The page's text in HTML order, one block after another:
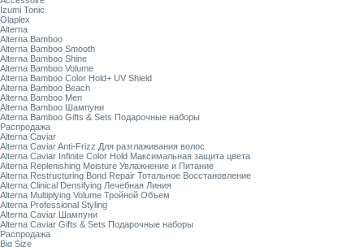
Izumi Tonic
Olaplex
Alterna
Alterna Bamboo
Alterna Bamboo Smooth
Alterna Bamboo Shine
Alterna Bamboo Volume
Alterna Bamboo Color Hold+ UV Shield
Alterna Bamboo Beach
Alterna Bamboo Men
Alterna Bamboo Шампуни
Alterna Bamboo Gifts & Sets Подарочные наборы
Распродажа
Alterna Caviar
Alterna Caviar Anti-Frizz Для разглаживания волос
Alterna Caviar Infinite Color Hold Максимальная защита цвета
Alterna Replenishing Moisture Увлажнение и Питание
Alterna Restructuring Bond Repair Тотальное Восстановление
Alterna Clinical Densifying Лечебная Линия
Alterna Multiplying Volume Тройной Объем
Alterna Professional Styling
Alterna Caviar Шампуни
Alterna Caviar Gifts & Sets Подарочные наборы
Распродажа
Big Size